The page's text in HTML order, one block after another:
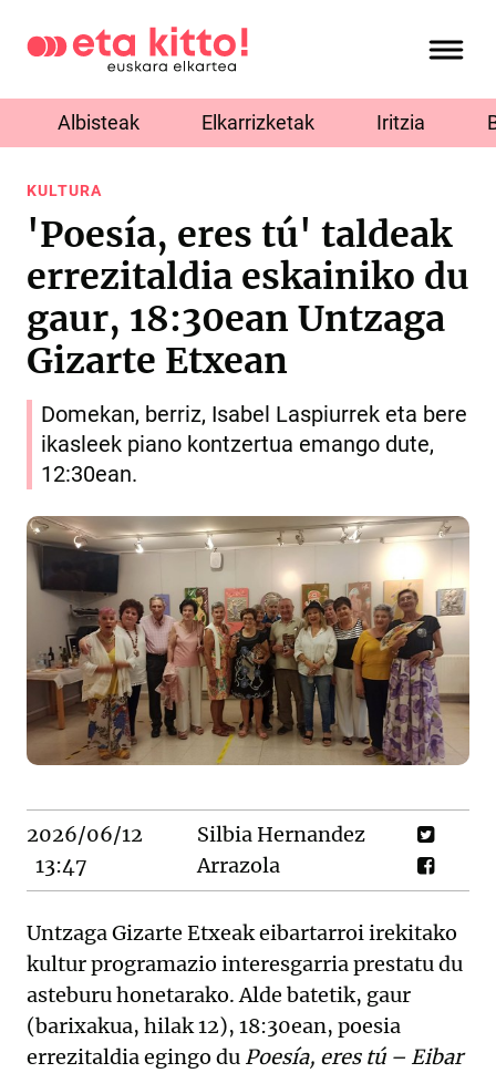
Albisteak Elkarrizketak Iritzia
KULTURA
'Poesía, eres tú' taldeak
errezitaldia eskainiko du
gaur, 18:30ean Untzaga
Gizarte Etxean
Domekan, berriz, Isabel Laspiurrek eta bere
ikasleek piano kontzertua emango dute,
12:30ean.
2026/06/12
13:47
Silbia Hernandez
Arrazola
Untzaga Gizarte Etxeak eibartarroi irekitako
kultur programazio interesgarria prestatu du
asteburu honetarako. Alde batetik, gaur
(barixakua, hilak 12), 18:30ean, poesia
errezitaldia egingo du Poesía, eres tú – Eibar